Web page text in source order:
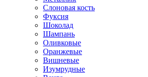
Слоновая кость
Фуксия
Шоколад
Шампань
Оливковые
Оранжевые
Вишневые
Изумрудные